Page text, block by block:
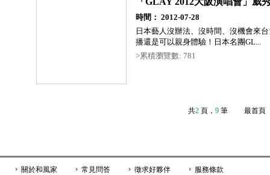
時間： 2012-07-28
日本藝人沒辦法、沒時間、沒機會來
播還是可以親身體驗！日本名團GL...
>累積瀏覽數: 781
共2 頁 ， 9 筆 最首頁
關於和風家
常見問答
徵求好夥伴
服務條款